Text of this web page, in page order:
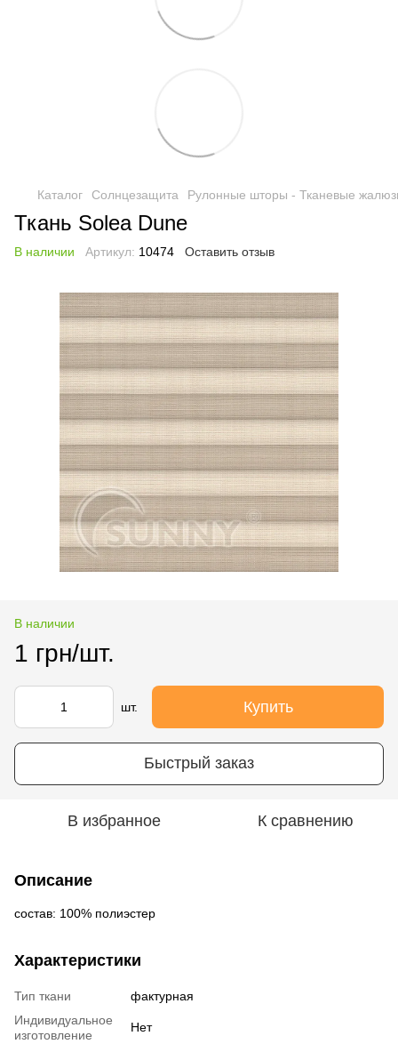
Каталог Солнцезащита Рулонные шторы - Тканевые
Ткань Solea Dune
В наличии Артикул: 10474 Оставить отзыв
В наличии
1 грн/шт.
шт. Купить
Быстрый заказ
В избранное К сравнению
Описание
состав: 100% полиэстер
Характеристики
Тип ткани
фактурная
Индивидуальное
изготовление
Нет